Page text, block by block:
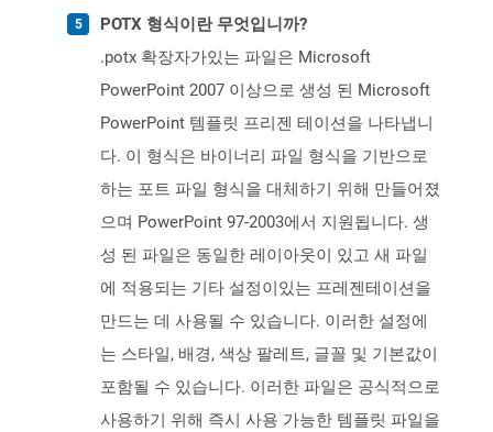
POTX 형식이란 무엇입니까?
.potx 확장자가있는 파일은 Microsoft
PowerPoint 2007 이상으로 생성 된 Microsoft
PowerPoint 템플릿 프리젠 테이션을 나타냅니
다. 이 형식은 바이너리 파일 형식을 기반으로
하는 포트 파일 형식을 대체하기 위해 만들어졌
으며 PowerPoint 97-2003에서 지원됩니다. 생
성 된 파일은 동일한 레이아웃이 있고 새 파일
에 적용되는 기타 설정이있는 프레젠테이션을
만드는 데 사용될 수 있습니다. 이러한 설정에
는 스타일, 배경, 색상 팔레트, 글꼴 및 기본값이
포함될 수 있습니다. 이러한 파일은 공식적으로
사용하기 위해 즉시 사용 가능한 템플릿 파일을